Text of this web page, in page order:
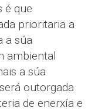
é que
prioritaria a
a súa
ambiental
a súa
outorgada
de enerxía e